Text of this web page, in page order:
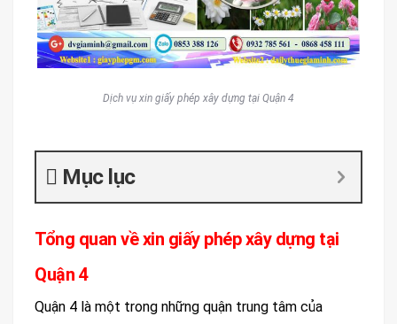
Dịch vụ xin giấy phép xây dựng tại Quận 4
Mục lục
Tổng quan về xin giấy phép xây dựng tại
Quận 4
Quận 4 là một trong những quận trung tâm của